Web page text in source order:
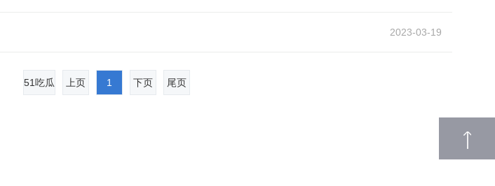
2023-03-19
51吃瓜 上页 1 下页 尾页